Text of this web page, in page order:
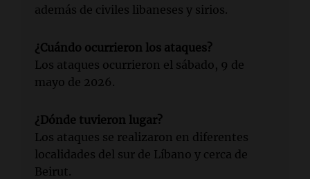
además de civiles libaneses y sirios.
¿Cuándo ocurrieron los ataques?
Los ataques ocurrieron el sábado, 9 de
mayo de 2026.
¿Dónde tuvieron lugar?
Los ataques se realizaron en diferentes
localidades del sur de Líbano y cerca de
Beirut.